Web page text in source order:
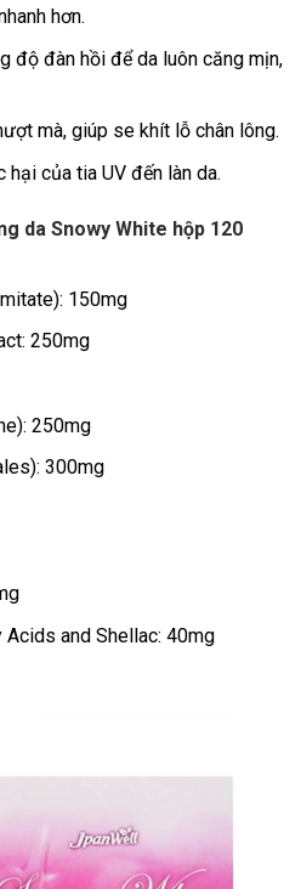
hơn.
độ đàn hồi để da luôn căng mịn,
mà, giúp se khít lỗ chân lông.
hại của tia UV đến làn da.
da Snowy White hộp 120
150mg
250mg
250mg
300mg
and Shellac: 40mg